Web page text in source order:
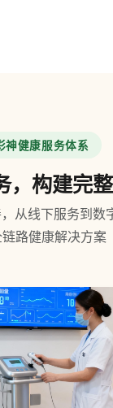
神健康服务体系
，构建完
从线下服务到数
路健康解决方案